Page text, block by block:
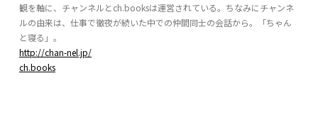
観を軸に、チャンネルとch.booksは運営されている。ちなみにチャンネ
ルの由来は、仕事で徹夜が続いた中での仲間同士の会話から。「ちゃん
と寝る」。
http://chan-nel.jp/
ch.books